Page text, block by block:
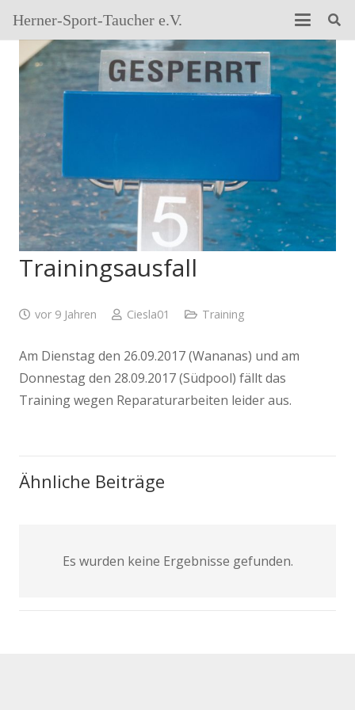
Herner-Sport-Taucher e.V.
Trainingsausfall
vor 9 Jahren Ciesla01 Training
Am Dienstag den 26.09.2017 (Wananas) und am
Donnestag den 28.09.2017 (Südpool) fällt das
Training wegen Reparaturarbeiten leider aus.
Ähnliche Beiträge
Es wurden keine Ergebnisse gefunden.